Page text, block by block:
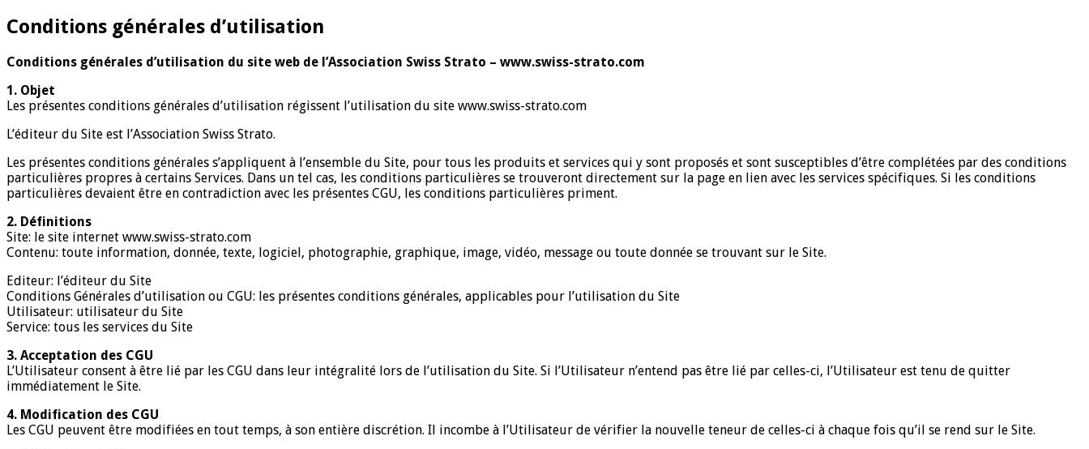
Conditions générales d’utilisation
Conditions générales d’utilisation du site web de l’Association Swiss Strato – www.swiss-strato.com
1. Objet
Les présentes conditions générales d’utilisation régissent l’utilisation du site www.swiss-strato.com
L’éditeur du Site est l’Association Swiss Strato.
Les présentes conditions générales s’appliquent à l’ensemble du Site, pour tous les produits et services qui y sont proposés et sont susceptibles d’être complétées par des conditions
particulières propres à certains Services. Dans un tel cas, les conditions particulières se trouveront directement sur la page en lien avec les services spécifiques. Si les conditions
particulières devaient être en contradiction avec les présentes CGU, les conditions particulières priment.
2. Définitions
Site: le site internet www.swiss-strato.com
Contenu: toute information, donnée, texte, logiciel, photographie, graphique, image, vidéo, message ou toute donnée se trouvant sur le Site.
Editeur: l’éditeur du Site
Conditions Générales d’utilisation ou CGU: les présentes conditions générales, applicables pour l’utilisation du Site
Utilisateur: utilisateur du Site
Service: tous les services du Site
3. Acceptation des CGU
L’Utilisateur consent à être lié par les CGU dans leur intégralité lors de l’utilisation du Site. Si l’Utilisateur n’entend pas être lié par celles-ci, l’Utilisateur est tenu de quitter
immédiatement le Site.
4. Modification des CGU
Les CGU peuvent être modifiées en tout temps, à son entière discrétion. Il incombe à l’Utilisateur de vérifier la nouvelle teneur de celles-ci à chaque fois qu’il se rend sur le Site.